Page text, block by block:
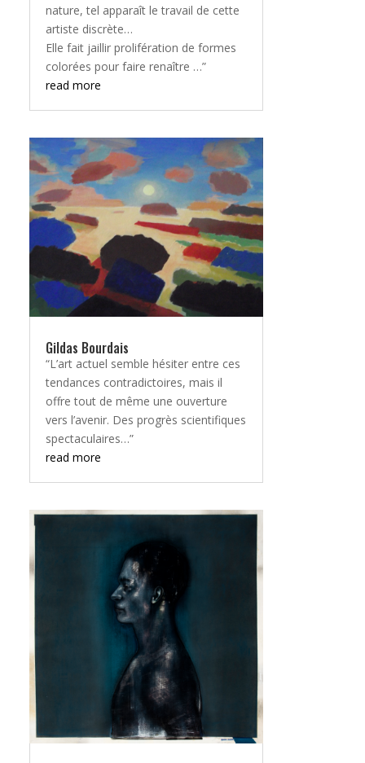
nature, tel apparaît le travail de cette
artiste discrète…
Elle fait jaillir prolifération de formes
colorées pour faire renaître …”
read more
Gildas Bourdais
“L’art actuel semble hésiter entre ces
tendances contradictoires, mais il
offre tout de même une ouverture
vers l’avenir. Des progrès scientifiques
spectaculaires…”
read more